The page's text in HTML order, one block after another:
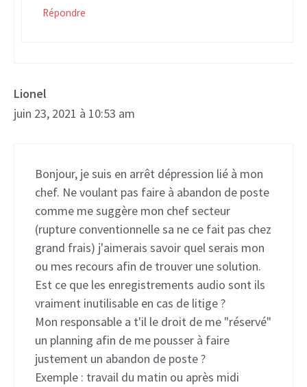
Répondre
Lionel
juin 23, 2021 à 10:53 am
Bonjour, je suis en arrêt dépression lié à mon
chef. Ne voulant pas faire à abandon de poste
comme me suggère mon chef secteur
(rupture conventionnelle sa ne ce fait pas chez
grand frais) j'aimerais savoir quel serais mon
ou mes recours afin de trouver une solution.
Est ce que les enregistrements audio sont ils
vraiment inutilisable en cas de litige ?
Mon responsable a t'il le droit de me "réservé"
un planning afin de me pousser à faire
justement un abandon de poste ?
Exemple : travail du matin ou après midi